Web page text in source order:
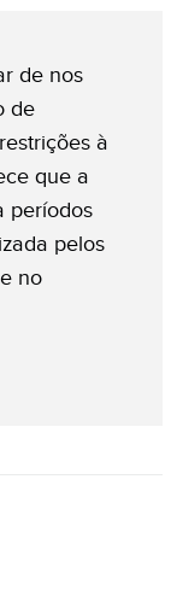
de nos
de
à
que a
períodos
pelos
no